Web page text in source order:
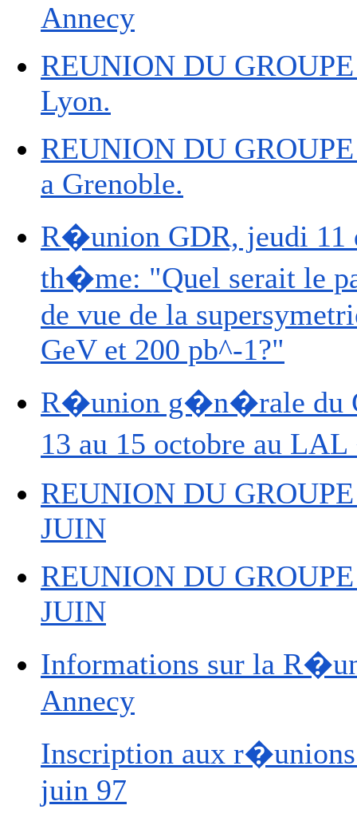
Annecy
REUNION DU
Lyon.
REUNION DU
a Grenoble.
R�union GDR, jeudi 11
th�me: "Quel serait le
de vue de la
GeV et 200 pb^-1?"
R�union g�n�rale du
13 au 15 octobre au
REUNION DU
JUIN
REUNION DU
JUIN
Informations sur la
Annecy
Inscription aux
juin 97